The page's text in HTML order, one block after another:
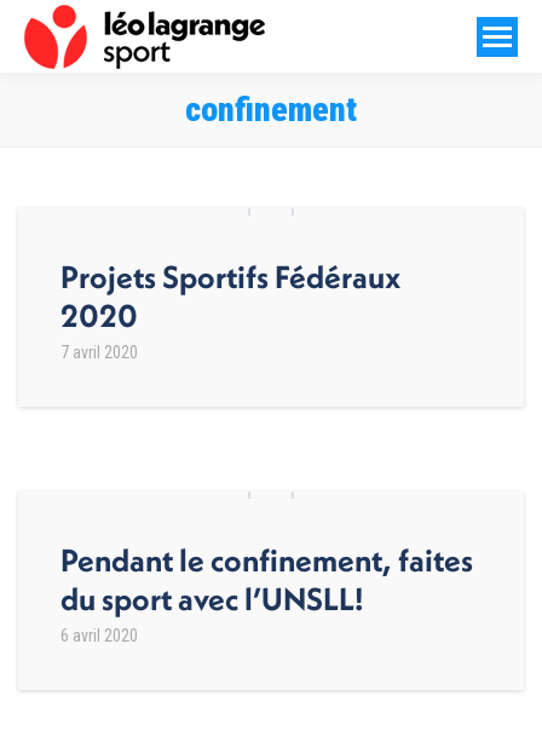
confinement
Projets Sportifs Fédéraux
2020
7 avril 2020
Pendant le confinement, faites
du sport avec l’UNSLL!
6 avril 2020